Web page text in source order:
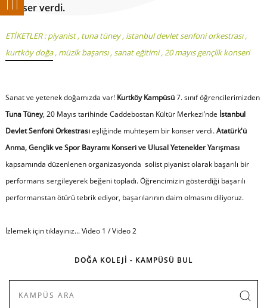
konser verdi.
ETİKETLER :piyanist, tuna tüney, istanbul devlet senfoni orkestrası,
kurtköy doğa, müzik başarısı,sanat eğitimi,20 mayıs gençlik konseri
Sanat ve yetenek doğamızda var!Kurtköy Kampüsü7. sınıf öğrencilerimizden
Tuna Tüney, 20 Mayıs tarihinde Caddebostan Kültür Merkezi’nde İstanbul
Devlet Senfoni Orkestrasıeşliğinde muhteşem bir konser verdi.Atatürk'ü
Anma, Gençlik ve Spor Bayramı Konseri ve Ulusal Yetenekler Yarışması
kapsamında düzenlenen organizasyonda solist piyanist olarak başarılı bir
performans sergileyerek beğeni topladı. Öğrencimizin gösterdiği başarılı
performanstan ötürü tebrik ediyor, başarılarının daim olmasını diliyoruz.
İzlemek için tıklayınız...Video 1 /Video 2
DOĞA KOLEJİ - KAMPÜSÜ BUL